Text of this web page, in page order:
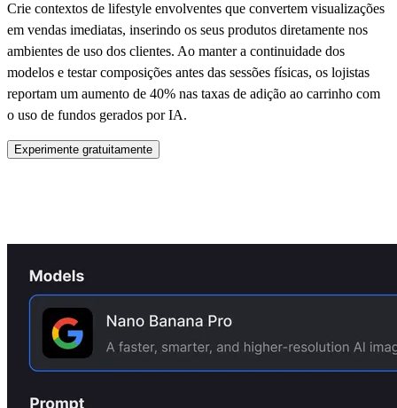
Crie contextos de lifestyle envolventes que convertem visualizações
em vendas imediatas, inserindo os seus produtos diretamente nos
ambientes de uso dos clientes. Ao manter a continuidade dos
modelos e testar composições antes das sessões físicas, os lojistas
reportam um aumento de 40% nas taxas de adição ao carrinho com
o uso de fundos gerados por IA.
Experimente gratuitamente